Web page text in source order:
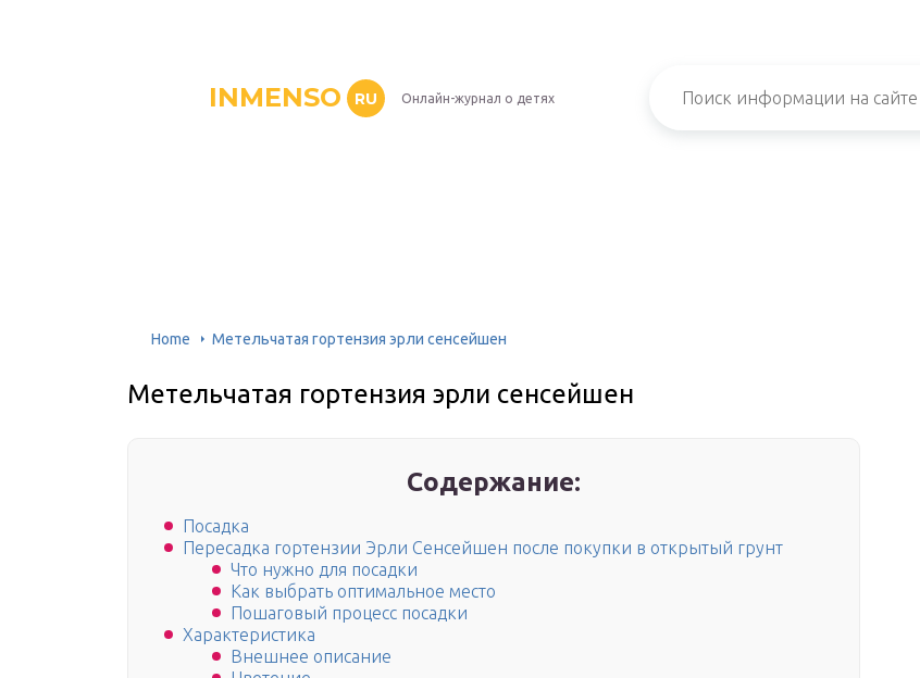
INMENSO RU Онлайн-журнал о детях
Home Метельчатая гортензия эрли сенсейшен
Метельчатая гортензия эрли сенсейшен
Содержание:
Посадка
Пересадка гортензии Эрли Сенсейшен после покупки в открытый грунт
Что нужно для посадки
Как выбрать оптимальное место
Пошаговый процесс посадки
Характеристика
Внешнее описание